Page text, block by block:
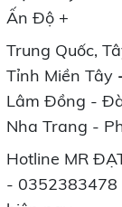
Ấn Độ +
Trung Quốc,
Tỉnh Miền Tây
Lâm Đồng -
Nha Trang -
Hotline MR
-